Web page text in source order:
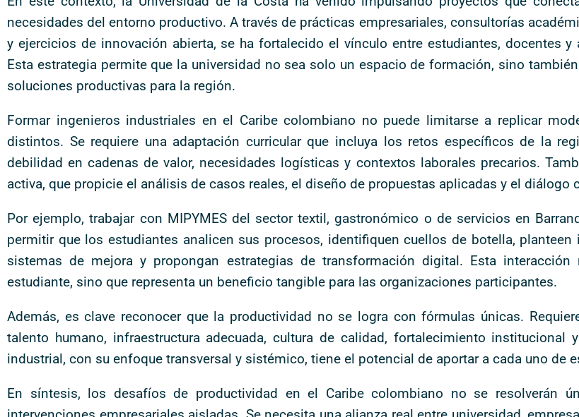
necesidades del entorno productivo. A través de prácticas empresariales, consultorías
y ejercicios de innovación abierta, se ha fortalecido el vínculo entre estudiantes, docentes
Esta estrategia permite que la universidad no sea solo un espacio de formación, sino
soluciones productivas para la región.
Formar ingenieros industriales en el Caribe colombiano no puede limitarse a replicar
distintos. Se requiere una adaptación curricular que incluya los retos específicos de la
debilidad en cadenas de valor, necesidades logísticas y contextos laborales precarios.
activa, que propicie el análisis de casos reales, el diseño de propuestas aplicadas y el diálogo
Por ejemplo, trabajar con MIPYMES del sector textil, gastronómico o de servicios en
permitir que los estudiantes analicen sus procesos, identifiquen cuellos de botella,
sistemas de mejora y propongan estrategias de transformación digital. Esta
estudiante, sino que representa un beneficio tangible para las organizaciones participantes.
Además, es clave reconocer que la productividad no se logra con fórmulas únicas.
talento humano, infraestructura adecuada, cultura de calidad, fortalecimiento
industrial, con su enfoque transversal y sistémico, tiene el potencial de aportar a cada uno de
En síntesis, los desafíos de productividad en el Caribe colombiano no se resolverán